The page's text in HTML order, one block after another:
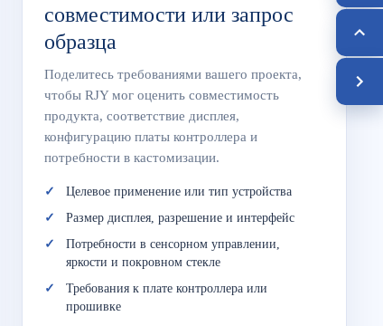
совместимости или запрос
образца
Поделитесь требованиями вашего проекта,
чтобы RJY мог оценить совместимость
продукта, соответствие дисплея,
конфигурацию платы контроллера и
потребности в кастомизации.
Целевое применение или тип устройства
Размер дисплея, разрешение и интерфейс
Потребности в сенсорном управлении,
яркости и покровном стекле
Требования к плате контроллера или
прошивке